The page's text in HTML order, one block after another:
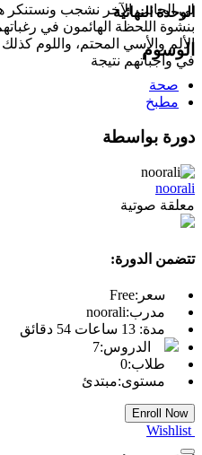
لي الجانب الآخر نشجب ونستنكر
بنشوة اللحظة الهائمون في
الألم والأسي المحتم، واللوم
في واجباتهم نتيجة
الوحدة النهائية
الوسوم
صحة
مطبخ
دورة بواسطة
noorali
معلقة صوتية
تتضمن الدورة:
سعر:Free
مدرب:noorali
مدة:
ساعات
دقائق
الدروس:7
طلاب:0
مستوى:مبتدئ
Enroll Now